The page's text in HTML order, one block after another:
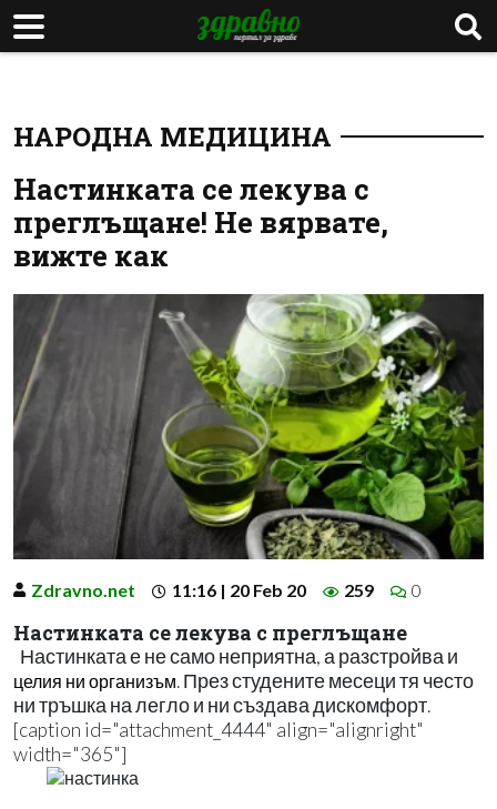
НАРОДНА МЕДИЦИНА
Настинката се лекува с
преглъщане! Не вярвате,
вижте как
Zdravno.net 11:16 | 20 Feb 20 259 0
Настинката се лекува с преглъщане
Настинката е не само неприятна, а разстройва и
целия ни организъм. През студените месеци тя често
ни тръшка на легло и ни създава дискомфорт.
[caption id="attachment_4444" align="alignright"
width="365"]